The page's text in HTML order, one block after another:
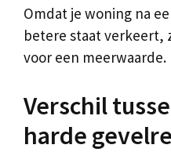
Omdat je woning na
betere staat verkeert,
voor een meerwaarde.
Verschil
harde